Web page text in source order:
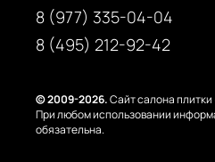
8 (977) 335-04-04
8 (495) 212-92-42
© 2009-2026.Сайт салона
При любом использовании
обязательна.